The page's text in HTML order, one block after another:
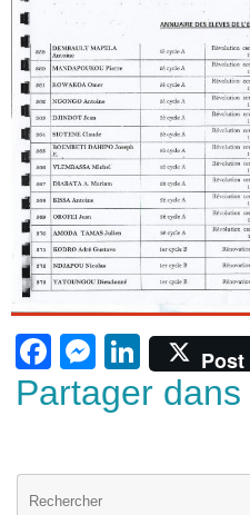
F
a
b
M
e
ss
n
Li
n
Post
Partager